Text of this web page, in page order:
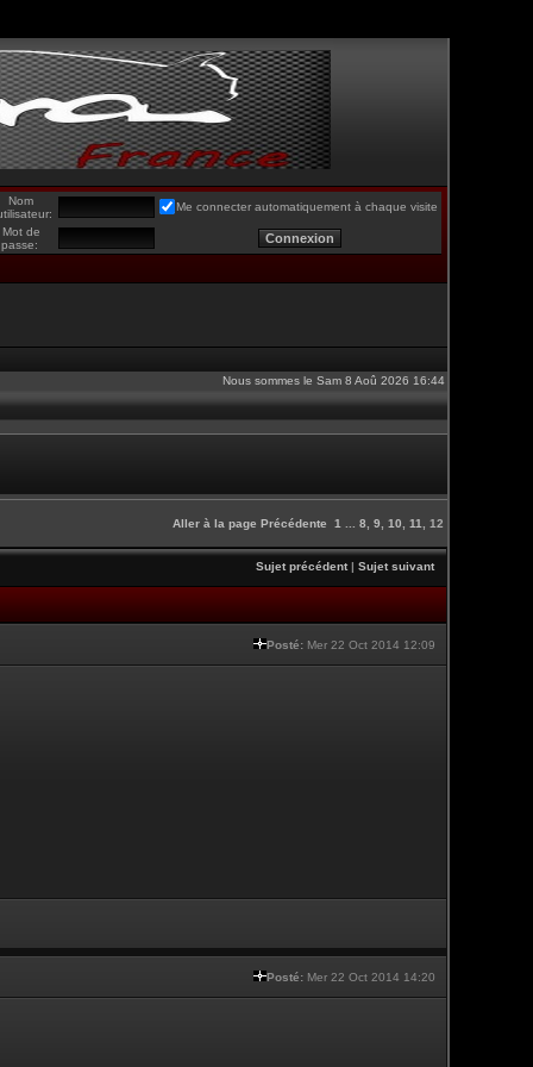
Nom
Me connecter automatiquement à chaque visite
Mot de
passe:
Nous sommes le Sam 8 Aoû 2026 16:44
Aller à la page Précédente 1 8 9 10 11 12
Sujet précédent| Sujet suivant
Posté: Mer 22 Oct 2014 12:09
Posté: Mer 22 Oct 2014 14:20